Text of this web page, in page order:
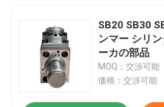
SB20 SB30
ンマー シリ
ーカの部品
MOQ：交渉可能
価格：交渉可能